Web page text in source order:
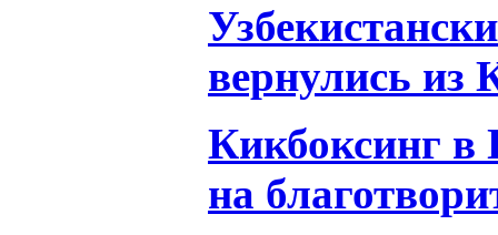
вернулись из
Кикбоксинг в
на